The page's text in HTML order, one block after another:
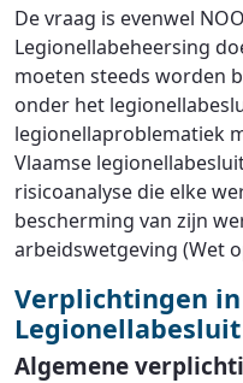
De vraag is evenwel
Legionellabeheersing
moeten steeds worden
onder het
legionellaproblematiek
Vlaamse
risicoanalyse die elke
bescherming van zijn
arbeidswetgeving (Wet
Verplichtingen
Legionellabesluit
Algemene